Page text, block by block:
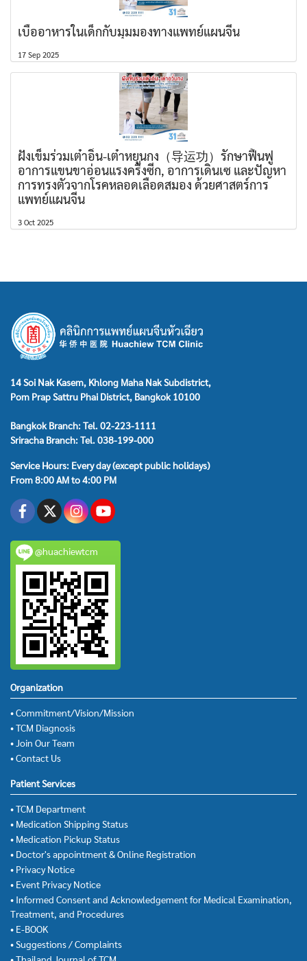
เบื่ออาหารในเด็กกับมุมมองทางแพทย์แผนจีน
17 Sep 2025
ฝังเข็มร่วมเต๋าอิ่น-เต๋าหยุนกง（导运功）รักษาฟื้นฟู
อาการแขนขาอ่อนแรงครึ่งซีก, อาการเดินเซ และปัญหา
การทรงตัวจากโรคหลอดเลือดสมอง ด้วยศาสตร์การ
แพทย์แผนจีน
3 Oct 2025
14 Soi Nak Kasem, Khlong Maha Nak Subdistrict,
Pom Prap Sattru Phai District, Bangkok 10100
Bangkok Branch: Tel. 02-223-1111
Sriracha Branch: Tel. 038-199-000
Service Hours: Every day (except public holidays)
From 8:00 AM to 4:00 PM
@huachiewtcm
Organization
• Commitment/Vision/Mission
• TCM Diagnosis
• Join Our Team
• Contact Us
Patient Services
• TCM Department
• Medication Shipping Status
• Medication Pickup Status
• Doctor's appointment & Online Registration
• Privacy Notice
• Event Privacy Notice
• Informed Consent and Acknowledgement for Medical Examination,
Treatment, and Procedures
• E-BOOK
• Suggestions / Complaints